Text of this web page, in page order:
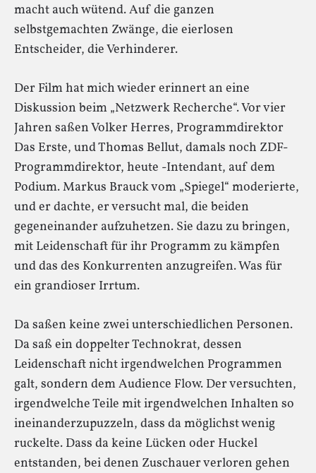
macht auch wütend. Auf die ganzen
selbstgemachten Zwänge, die eierlosen
Entscheider, die Verhinderer.
Der Film hat mich wieder erinnert an eine
Diskussion beim „Netzwerk Recherche“. Vor vier
Jahren saßen Volker Herres, Programmdirektor
Das Erste, und Thomas Bellut, damals noch ZDF-
Programmdirektor, heute -Intendant, auf dem
Podium. Markus Brauck vom „Spiegel“ moderierte,
und er dachte, er versucht mal, die beiden
gegeneinander aufzuhetzen. Sie dazu zu bringen,
mit Leidenschaft für ihr Programm zu kämpfen
und das des Konkurrenten anzugreifen. Was für
ein grandioser Irrtum.
Da saßen keine zwei unterschiedlichen Personen.
Da saß ein doppelter Technokrat, dessen
Leidenschaft nicht irgendwelchen Programmen
galt, sondern dem Audience Flow. Der versuchten,
irgendwelche Teile mit irgendwelchen Inhalten so
ineinanderzupuzzeln, dass da möglichst wenig
ruckelte. Dass da keine Lücken oder Huckel
entstanden, bei denen Zuschauer verloren gehen